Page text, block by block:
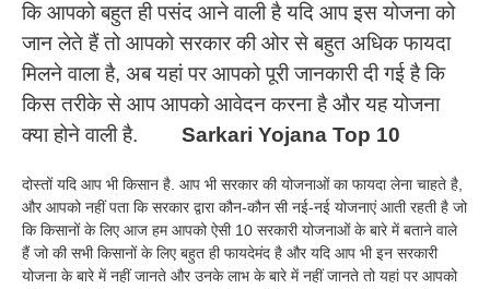
कि आपको बहुत ही पसंद आने वाली है यदि आप इस योजना को
जान लेते हैं तो आपको सरकार की ओर से बहुत अधिक फायदा
मिलने वाला है, अब यहां पर आपको पूरी जानकारी दी गई है कि
किस तरीके से आप आपको आवेदन करना है और यह योजना
क्या होने वाली है.
Sarkari Yojana Top 10
दोस्तों यदि आप भी किसान है. आप भी सरकार की योजनाओं का फायदा लेना चाहते है,
और आपको नहीं पता कि सरकार द्वारा कौन-कौन सी नई-नई योजनाएं आती रहती है जो
कि किसानों के लिए आज हम आपको ऐसी 10 सरकारी योजनाओं के बारे में बताने वाले
हैं जो की सभी किसानों के लिए बहुत ही फायदेमंद है और यदि आप भी इन सरकारी
योजना के बारे में नहीं जानते और उनके लाभ के बारे में नहीं जानते तो यहां पर आपको